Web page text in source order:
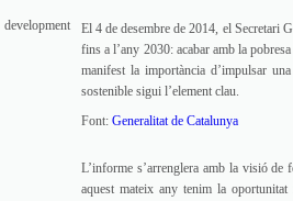
El 4 de desembre de 2014, el Secretari
fins a l’any 2030: acabar amb la
manifest la importància d’impulsar
sostenible sigui l’element clau.
Font: Generalitat de Catalunya
L’informe s’arrenglera amb la visió
aquest mateix any tenim la